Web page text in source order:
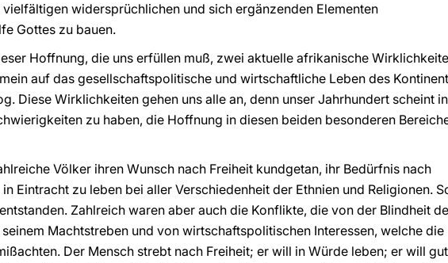
widersprüchlichen und sich ergänzenden Elementen
Gottes zu bauen.
Hoffnung, die uns erfüllen muß, zwei aktuelle afrikanische
auf das gesellschaftspolitische und wirtschaftliche Leben des
Diese Wirklichkeiten gehen uns alle an, denn unser Jahrhundert scheint in
zu haben, die Hoffnung in diesen beiden besonderen
Völker ihren Wunsch nach Freiheit kundgetan, ihr Bedürfnis nach
Eintracht zu leben bei aller Verschiedenheit der Ethnien und Religionen.
Zahlreich waren aber auch die Konflikte, die von der Blindheit
Machtstreben und von wirtschaftspolitischen Interessen, welche die
Der Mensch strebt nach Freiheit; er will in Würde leben; er will